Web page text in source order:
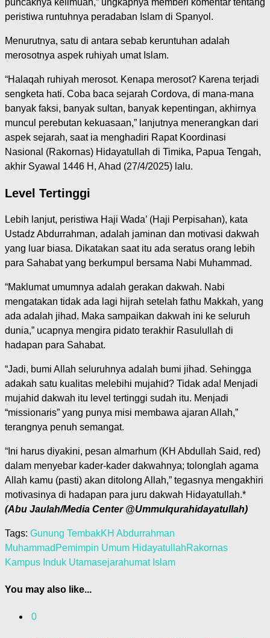
peristiwa runtuhnya peradaban Islam di Spanyol.
Menurutnya, satu di antara sebab keruntuhan adalah
merosotnya aspek ruhiyah umat Islam.
“Halaqah ruhiyah merosot. Kenapa merosot? Karena terjadi
sengketa hati. Coba baca sejarah Cordova, di mana-mana
banyak faksi, banyak sultan, banyak kepentingan, akhirnya
muncul perebutan kekuasaan,” lanjutnya menerangkan dari
aspek sejarah, saat ia menghadiri Rapat Koordinasi
Nasional (Rakornas) Hidayatullah di Timika, Papua Tengah,
akhir Syawal 1446 H, Ahad (27/4/2025) lalu.
Level Tertinggi
Lebih lanjut, peristiwa Haji Wada’ (Haji Perpisahan), kata
Ustadz Abdurrahman, adalah jaminan dan motivasi dakwah
yang luar biasa. Dikatakan saat itu ada seratus orang lebih
para Sahabat yang berkumpul bersama Nabi Muhammad.
“Maklumat umumnya adalah gerakan dakwah. Nabi
mengatakan tidak ada lagi hijrah setelah fathu Makkah, yang
ada adalah jihad. Maka sampaikan dakwah ini ke seluruh
dunia,” ucapnya mengira pidato terakhir Rasulullah di
hadapan para Sahabat.
“Jadi, bumi Allah seluruhnya adalah bumi jihad. Sehingga
adakah satu kualitas melebihi mujahid? Tidak ada! Menjadi
mujahid dakwah itu level tertinggi sudah itu. Menjadi
“missionaris” yang punya misi membawa ajaran Allah,”
terangnya penuh semangat.
“Ini harus diyakini, pesan almarhum (KH Abdullah Said, red)
dalam menyebar kader-kader dakwahnya; tolonglah agama
Allah kamu (pasti) akan ditolong Allah,” tegasnya mengakhiri
motivasinya di hadapan para juru dakwah Hidayatullah.*
(Abu Jaulah/Media Center @Ummulqurahidayatullah)
Tags: Gunung TembakKH Abdurrahman
Muhammad Pemimpin Umum HidayatullahRakornas
Kampus Induk Utamasejarahumat Islam
You may also like...
0